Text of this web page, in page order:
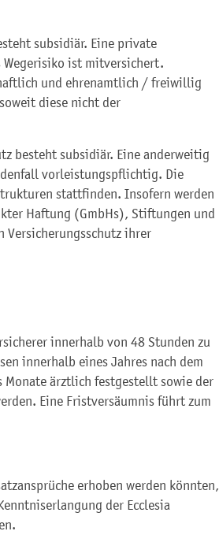
subsidiär. Eine private
ist mitversichert.
und ehrenamtlich / freiwillig
diese nicht der
besteht subsidiär. Eine anderweitig
vorleistungspflichtig. Die
stattfinden. Insofern werden
Haftung (GmbHs), Stiftungen und
Versicherungsschutz ihrer
innerhalb von 48 Stunden zu
innerhalb eines Jahres nach dem
ärztlich festgestellt sowie der
Eine Fristversäumnis führt zum
erhoben werden könnten,
der Ecclesia